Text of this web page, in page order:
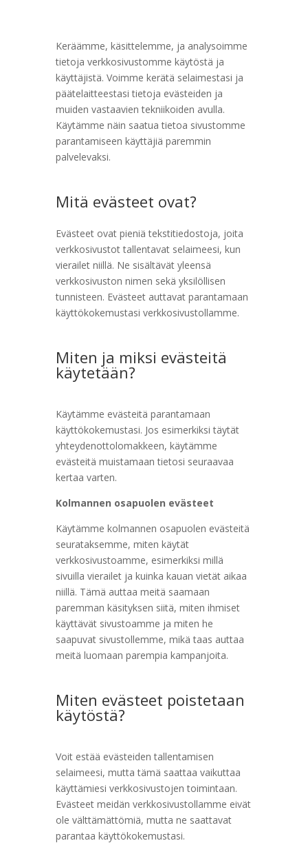
Keräämme, käsittelemme, ja analysoimme
tietoja verkkosivustomme käytöstä ja
käyttäjistä. Voimme kerätä selaimestasi ja
päätelaitteestasi tietoja evästeiden ja
muiden vastaavien tekniikoiden avulla.
Käytämme näin saatua tietoa sivustomme
parantamiseen käyttäjiä paremmin
palvelevaksi.
Mitä evästeet ovat?
Evästeet ovat pieniä tekstitiedostoja, joita
verkkosivustot tallentavat selaimeesi, kun
vierailet niillä. Ne sisältävät yleensä
verkkosivuston nimen sekä yksilöllisen
tunnisteen. Evästeet auttavat parantamaan
käyttökokemustasi verkkosivustollamme.
Miten ja miksi evästeitä
käytetään?
Käytämme evästeitä parantamaan
käyttökokemustasi. Jos esimerkiksi täytät
yhteydenottolomakkeen, käytämme
evästeitä muistamaan tietosi seuraavaa
kertaa varten.
Kolmannen osapuolen evästeet
Käytämme kolmannen osapuolen evästeitä
seurataksemme, miten käytät
verkkosivustoamme, esimerkiksi millä
sivuilla vierailet ja kuinka kauan vietät aikaa
niillä. Tämä auttaa meitä saamaan
paremman käsityksen siitä, miten ihmiset
käyttävät sivustoamme ja miten he
saapuvat sivustollemme, mikä taas auttaa
meitä luomaan parempia kampanjoita.
Miten evästeet poistetaan
käytöstä?
Voit estää evästeiden tallentamisen
selaimeesi, mutta tämä saattaa vaikuttaa
käyttämiesi verkkosivustojen toimintaan.
Evästeet meidän verkkosivustollamme eivät
ole välttämättömiä, mutta ne saattavat
parantaa käyttökokemustasi.